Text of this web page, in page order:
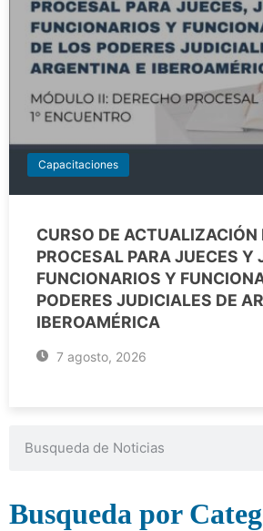
Capacitaciones
CURSO DE ACTUALIZACIÓN
PROCESAL PARA JUECES Y
FUNCIONARIOS Y
PODERES JUDICIALES DE
IBEROAMÉRICA
7 agosto, 2026
Busqueda por